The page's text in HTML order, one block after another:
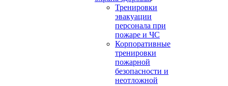
Тренировки
эвакуации
персонала при
пожаре и ЧС
Корпоративные
тренировки
пожарной
безопасности и
неотложной